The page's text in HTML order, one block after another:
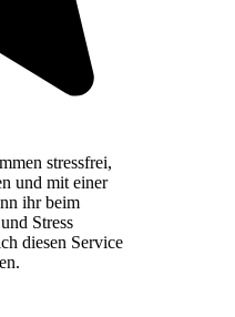
stressfrei,
und mit einer
ihr beim
Stress
diesen Service